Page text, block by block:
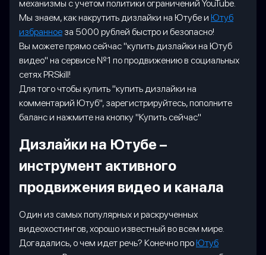
механизмы с учетом политики ограничений YouTube.
Мы знаем, как накрутить дизлайки на Ютубе и Ютуб
избранное за 5000 рублей быстро и безопасно!
Вы можете прямо сейчас "купить дизлайки на Ютуб
видео" на сервисе №1 по продвижению в социальных
сетях PRSkill!
Для того чтобы купить "купить дизлайки на
комментарий Ютуб", зарегистрируйтесь, пополните
баланс и нажмите на кнопку "Купить сейчас"
Дизлайки на Ютубе –
инструмент активного
продвижения видео и канала
Один из самых популярных и раскрученных
видеохостингов, хорошо известный во всем мире.
Догадались, о чем идет речь? Конечно про Ютуб